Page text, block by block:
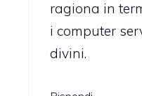
ragiona in
i computer
divini.